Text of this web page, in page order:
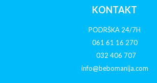
KONTAKT
PODRŠKA 24/7H
061 61 16 270
032 406 707
info@bebomanija.com